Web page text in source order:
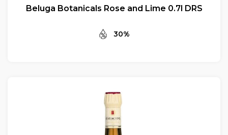
Beluga Botanicals Rose and Lime 0.7l DRS
30%